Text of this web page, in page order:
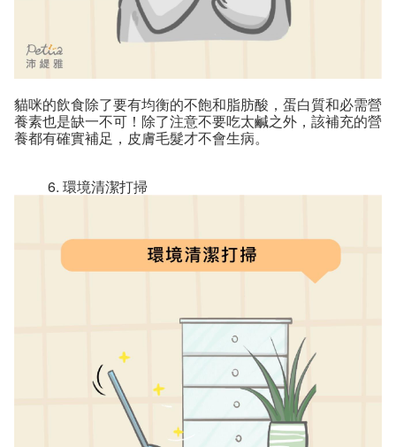
貓咪的飲食除了要有均衡的不飽和脂肪酸，蛋白質和必需營
養素也是缺一不可！除了注意不要吃太鹹之外，該補充的營
養都有確實補足，皮膚毛髮才不會生病。
環境清潔打掃